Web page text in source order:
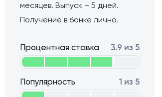
месяцев. Выпуск – 5 дней.
Получение в банке лично.
Процентная ставка 3.9 из 5
Популярность 1 из 5